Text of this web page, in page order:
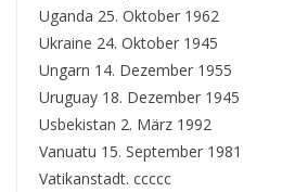
Uganda 25. Oktober 1962
Ukraine 24. Oktober 1945
Ungarn 14. Dezember 1955
Uruguay 18. Dezember 1945
Usbekistan 2. März 1992
Vanuatu 15. September 1981
Vatikanstadt. ccccc